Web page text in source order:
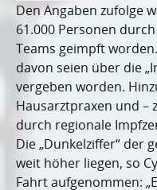
Den Angaben zufolge
61.000 Personen
Teams geimpft
davon seien über die
vergeben worden.
Hausarztpraxen und –
durch regionale
Die „Dunkelziffer“ der
weit höher liegen, so
Fahrt aufgenommen: